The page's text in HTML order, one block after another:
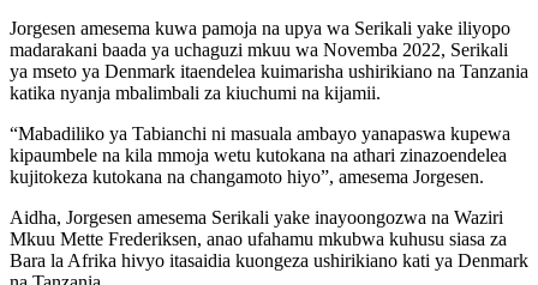
Jorgesen amesema kuwa pamoja na upya wa Serikali yake iliyopo
madarakani baada ya uchaguzi mkuu wa Novemba 2022, Serikali
ya mseto ya Denmark itaendelea kuimarisha ushirikiano na Tanzania
katika nyanja mbalimbali za kiuchumi na kijamii.
“Mabadiliko ya Tabianchi ni masuala ambayo yanapaswa kupewa
kipaumbele na kila mmoja wetu kutokana na athari zinazoendelea
kujitokeza kutokana na changamoto hiyo”, amesema Jorgesen.
Aidha, Jorgesen amesema Serikali yake inayoongozwa na Waziri
Mkuu Mette Frederiksen, anao ufahamu mkubwa kuhusu siasa za
Bara la Afrika hivyo itasaidia kuongeza ushirikiano kati ya Denmark